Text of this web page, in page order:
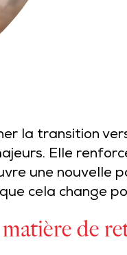
la transition
Elle
une nouvelle
cela change
de